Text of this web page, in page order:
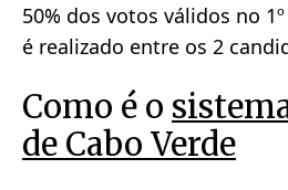
50% dos votos válidos no
é realizado entre os 2
Como é o
de Cabo Verde